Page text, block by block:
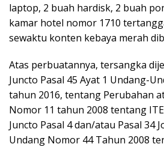
laptop, 2 buah hardisk, 2 buah
kamar hotel nomor 1710
sewaktu konten kebaya merah
Atas perbuatannya, tersangka
Juncto Pasal 45 Ayat 1 Undang-
tahun 2016, tentang Perubahan
Nomor 11 tahun 2008 tentang
Juncto Pasal 4 dan/atau Pasal 34
Undang Nomor 44 Tahun 2008